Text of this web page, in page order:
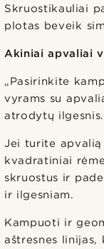
Skruostikauliai
plotas beveik
Akiniai apvaliai
„Pasirinkite
vyrams su
atrodytų ilgesnis.
Jei turite
kvadratiniai
skruostus ir
ir ilgesniam.
Kampuoti ir
aštresnes